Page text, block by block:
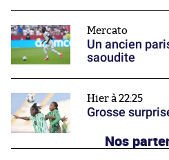
Mercato
Un ancien
saoudite
Hier à 22:25
Grosse
Nos